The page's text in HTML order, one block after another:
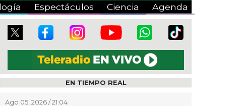
Espectáculos Ciencia Agenda
EN TIEMPO REAL
Ago 05, 2026 / 21:04